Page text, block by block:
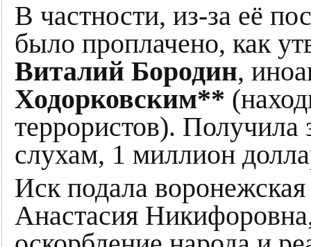
В частности, из-за её
было проплачено, как
Виталий Бородин,
Ходорковским**
террористов). Получила
слухам, 1 миллион
Иск подала
Анастасия